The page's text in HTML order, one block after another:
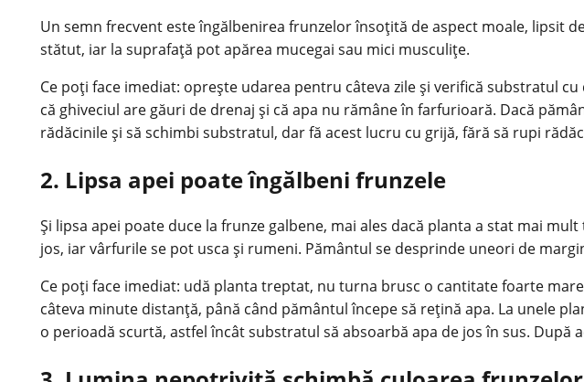
Un semn frecvent este îngălbenirea frunzelor însoțită de aspect moale, lipsit
stătut, iar la suprafață pot apărea mucegai sau mici musculițe.
Ce poți face imediat: oprește udarea pentru câteva zile și verifică substratul
că ghiveciul are găuri de drenaj și că apa nu rămâne în farfurioară. Dacă
rădăcinile și să schimbi substratul, dar fă acest lucru cu grijă, fără să rupi
2. Lipsa apei poate îngălbeni frunzele
Și lipsa apei poate duce la frunze galbene, mai ales dacă planta a stat mai
jos, iar vârfurile se pot usca și rumeni. Pământul se desprinde uneori de
Ce poți face imediat: udă planta treptat, nu turna brusc o cantitate foarte
câteva minute distanță, până când pământul începe să rețină apa. La unele
o perioadă scurtă, astfel încât substratul să absoarbă apa de jos în sus. După